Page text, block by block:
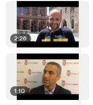
2:26
1:10